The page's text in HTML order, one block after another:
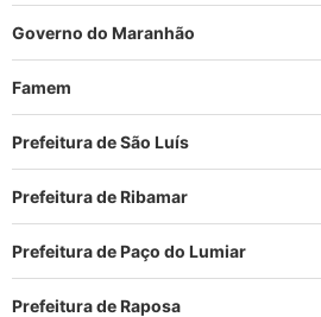
Governo do Maranhão
Famem
Prefeitura de São Luís
Prefeitura de Ribamar
Prefeitura de Paço do Lumiar
Prefeitura de Raposa